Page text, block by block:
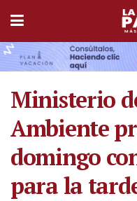
Ministerio
Ambiente
domingo
para la